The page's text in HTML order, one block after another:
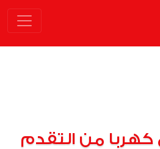
كهربا من التقدم